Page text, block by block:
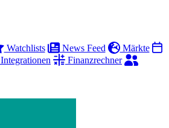
Watchlists News Feed
Märkte
Integrationen
Finanzrechner